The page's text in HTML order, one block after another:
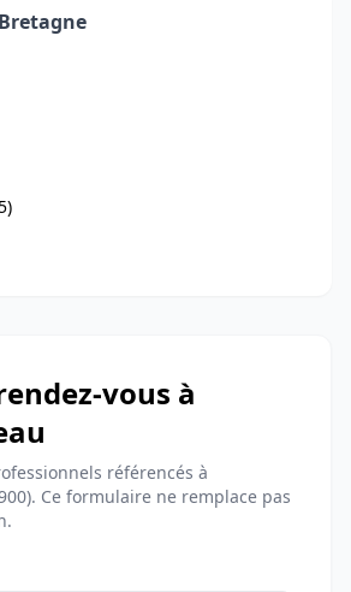
vous à
référencés à
Ce formulaire ne remplace pas